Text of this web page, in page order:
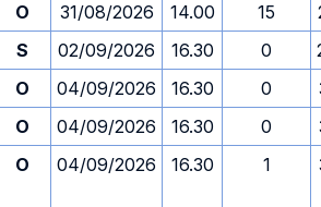
O 31/08/2026 14.00 15
S 02/09/2026 16.30 0
O 04/09/2026 16.30 0
O 04/09/2026 16.30 0
O 04/09/2026 16.30 1